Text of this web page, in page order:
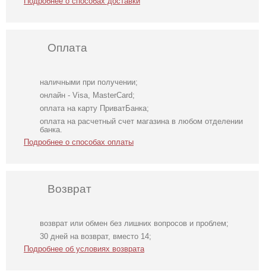
Оплата
наличными при получении;
онлайн - Visa, MasterCard;
оплата на карту ПриватБанка;
оплата на расчетный счет магазина в любом отделении
банка.
Подробнее о способах оплаты
Возврат
возврат или обмен без лишних вопросов и проблем;
30 дней на возврат, вместо 14;
Подробнее об условиях возврата
Легкое
шифоновое
короткое платье
Коктейльное
классическое
белое платье